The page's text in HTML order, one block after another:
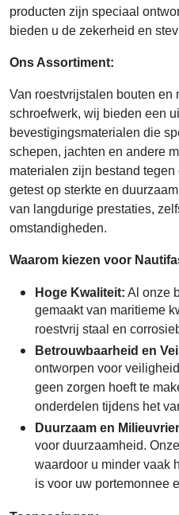
producten zijn speciaal
bieden u de zekerheid en
Ons Assortiment:
Van roestvrijstalen bouten en
schroefwerk, wij bieden een
bevestigingsmaterialen die
schepen, jachten en andere
materialen zijn bestand
getest op sterkte en
van langdurige prestaties,
omstandigheden.
Waarom kiezen voor
Hoge Kwaliteit: Al onze
gemaakt van maritieme
roestvrij staal en
Betrouwbaarheid en
ontworpen voor
geen zorgen hoeft te
onderdelen tijdens het
Duurzaam en
voor duurzaamheid.
waardoor u minder vaak
is voor uw portemonnee